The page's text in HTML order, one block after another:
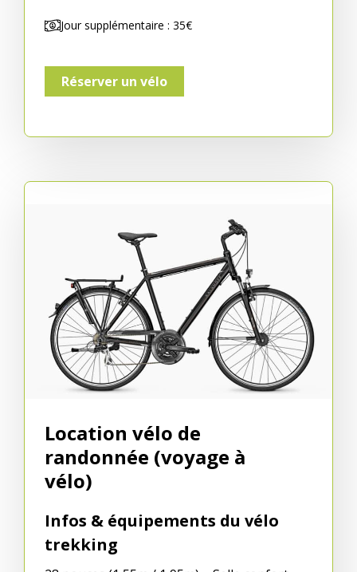
Jour supplémentaire : 35€
Réserver un vélo
Location vélo de
randonnée (voyage à
vélo)
Infos & équipements du vélo
trekking